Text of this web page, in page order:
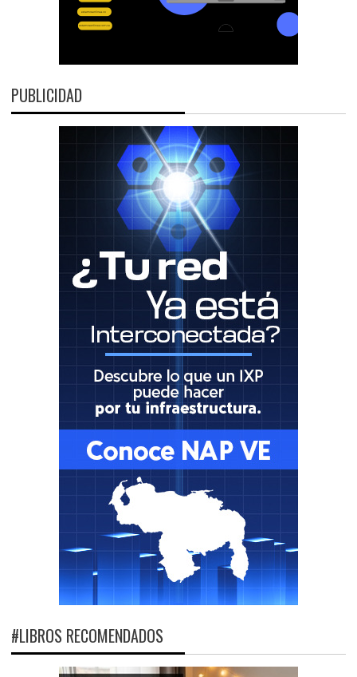
PUBLICIDAD
#LIBROS RECOMENDADOS